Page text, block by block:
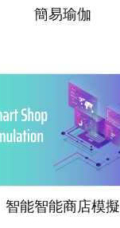
簡易瑜伽
智能智能商店模擬